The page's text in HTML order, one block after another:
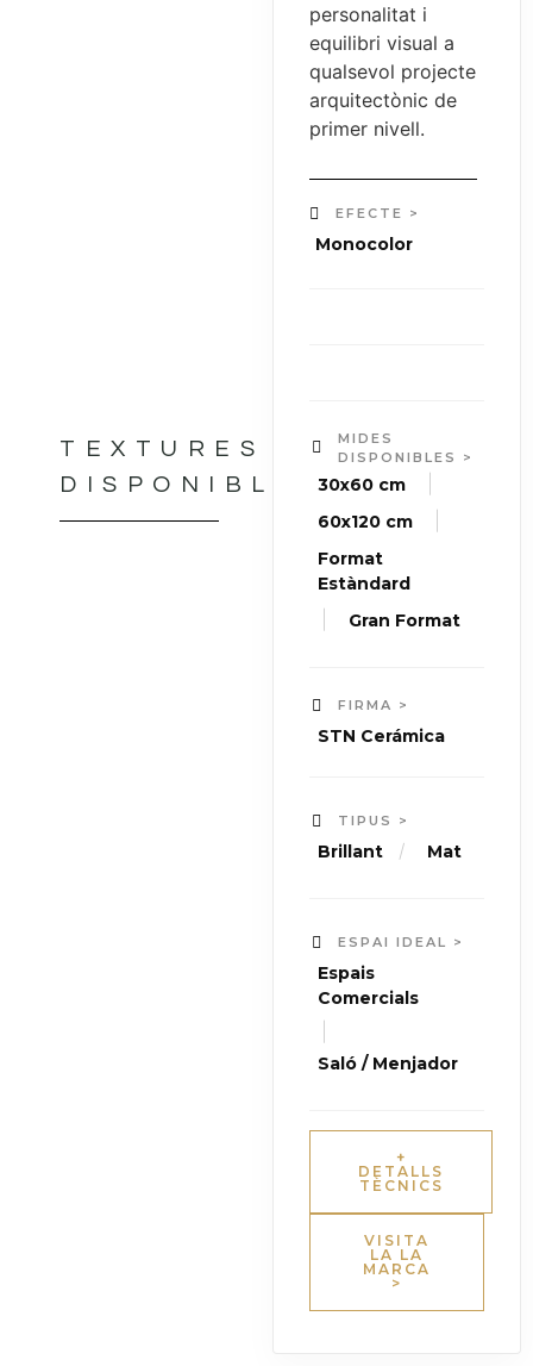
TEXTURES
DISPONIBLES
personalitat i
equilibri visual a
qualsevol projecte
arquitectònic de
primer nivell.
EFECTE >
Monocolor
MIDES
DISPONIBLES >
30x60 cm
60x120 cm
Format
Estàndard
Gran Format
FIRMA >
STN Cerámica
TIPUS >
Brillant / Mat
ESPAI IDEAL >
Espais
Comercials
Saló / Menjador
+
DETALLS
TÈCNICS
VISITA
LA LA
MARCA
>